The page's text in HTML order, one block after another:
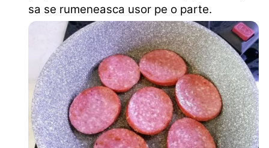
sa se rumeneasca usor pe o parte.